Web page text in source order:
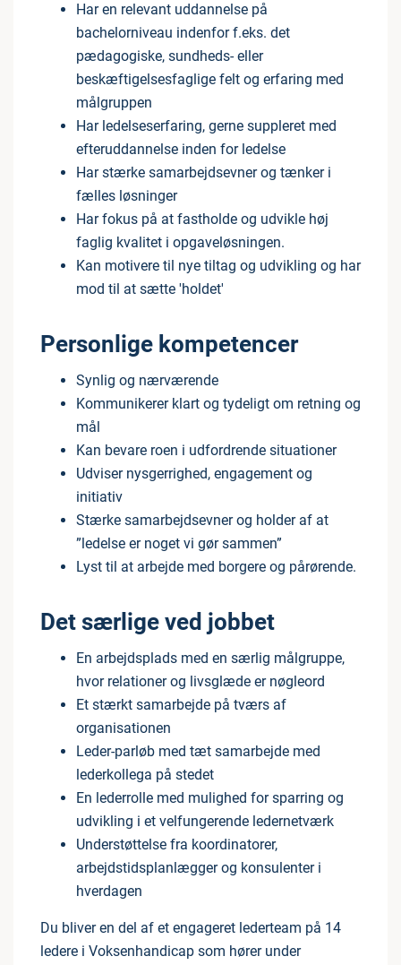
Har en relevant uddannelse på
bachelorniveau indenfor f.eks. det
pædagogiske, sundheds- eller
beskæftigelsesfaglige felt og erfaring med
målgruppen
Har ledelseserfaring, gerne suppleret med
efteruddannelse inden for ledelse
Har stærke samarbejdsevner og tænker i
fælles løsninger
Har fokus på at fastholde og udvikle høj
faglig kvalitet i opgaveløsningen.
Kan motivere til nye tiltag og udvikling og har
mod til at sætte 'holdet'
Personlige kompetencer
Synlig og nærværende
Kommunikerer klart og tydeligt om retning og
mål
Kan bevare roen i udfordrende situationer
Udviser nysgerrighed, engagement og
initiativ
Stærke samarbejdsevner og holder af at
”ledelse er noget vi gør sammen”
Lyst til at arbejde med borgere og pårørende.
Det særlige ved jobbet
En arbejdsplads med en særlig målgruppe,
hvor relationer og livsglæde er nøgleord
Et stærkt samarbejde på tværs af
organisationen
Leder-parløb med tæt samarbejde med
lederkollega på stedet
En lederrolle med mulighed for sparring og
udvikling i et velfungerende ledernetværk
Understøttelse fra koordinatorer,
arbejdstidsplanlægger og konsulenter i
hverdagen
Du bliver en del af et engageret lederteam på 14
ledere i Voksenhandicap som hører under